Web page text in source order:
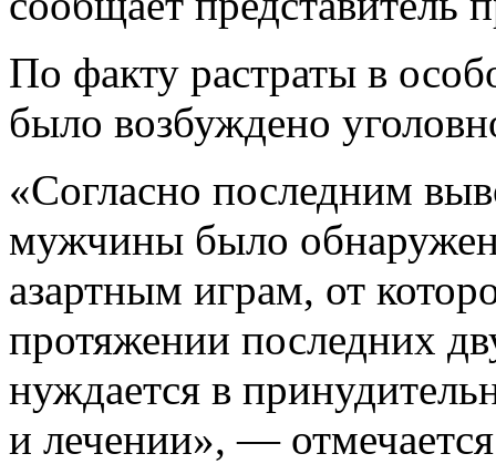
По факту растраты в
было возбуждено
«Согласно последним
мужчины было
азартным играм, от
протяжении последних
нуждается в
и лечении», —